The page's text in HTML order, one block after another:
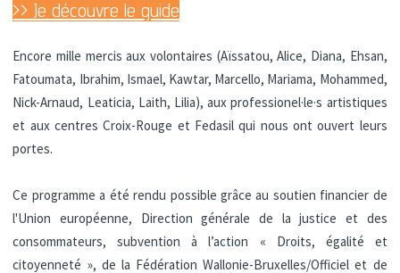
>> Je découvre le guide
Encore mille mercis aux volontaires (Aïssatou, Alice, Diana, Ehsan,
Fatoumata, Ibrahim, Ismael, Kawtar, Marcello, Mariama, Mohammed,
Nick-Arnaud, Leaticia, Laith, Lilia), aux professionel·le·s artistiques
et aux centres Croix-Rouge et Fedasil qui nous ont ouvert leurs
portes.
Ce programme a été rendu possible grâce au soutien financier de
l'Union européenne, Direction générale de la justice et des
consommateurs, subvention à l’action « Droits, égalité et
citoyenneté », de la Fédération Wallonie-Bruxelles/Officiel et de